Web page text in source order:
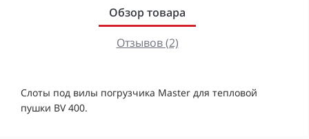
Обзор товара
Отзывов (2)
Слоты под вилы погрузчика Master для тепловой
пушки BV 400.